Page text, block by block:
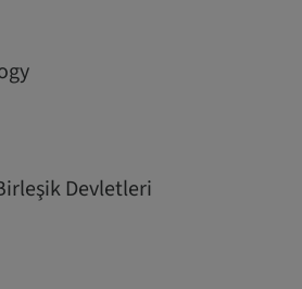
Devletleri